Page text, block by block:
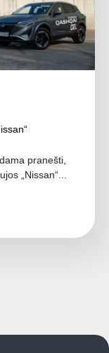
pranešti,
„Nissan“...